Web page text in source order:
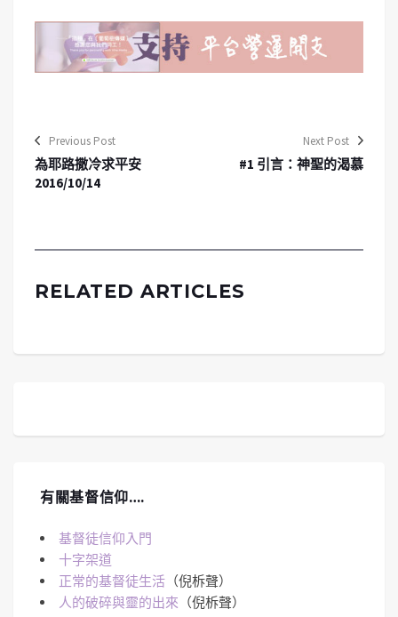
Previous Post
為耶路撒冷求平安
2016/10/14
Next Post
#1 引言：神聖的渴慕
RELATED ARTICLES
有關基督信仰….
基督徒信仰入門
十字架道
正常的基督徒生活 （倪柝聲）
人的破碎與靈的出來 （倪柝聲）